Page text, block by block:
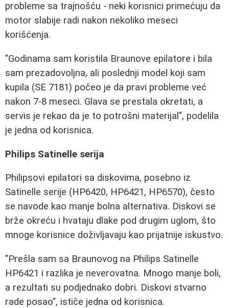
probleme sa trajnošću - neki korisnici primećuju da
motor slabije radi nakon nekoliko meseci
korišćenja.
"Godinama sam koristila Braunove epilatore i bila
sam prezadovoljna, ali poslednji model koji sam
kupila (SE 7181) počeo je da pravi probleme već
nakon 7-8 meseci. Glava se prestala okretati, a
servis je rekao da je to potrošni materijal", podelila
je jedna od korisnica.
Philips Satinelle serija
Philipsovi epilatori sa diskovima, posebno iz
Satinelle serije (HP6420, HP6421, HP6570), često
se navode kao manje bolna alternativa. Diskovi se
brže okreću i hvataju dlake pod drugim uglom, što
mnoge korisnice doživljavaju kao prijatnije iskustvo.
"Prešla sam sa Braunovog na Philips Satinelle
HP6421 i razlika je neverovatna. Mnogo manje boli,
a rezultati su podjednako dobri. Diskovi stvarno
rade posao", ističe jedna od korisnica.